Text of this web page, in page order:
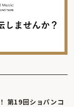
第19回ショパンコ